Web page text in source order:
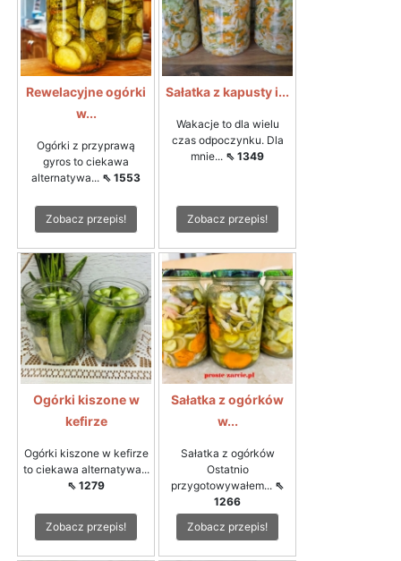
Rewelacyjne ogórki
w...
Ogórki z przyprawą
gyros to ciekawa
alternatywa... ⇖ 1553
Zobacz przepis!
Sałatka z kapusty i...
Wakacje to dla wielu
czas odpoczynku. Dla
mnie... ⇖ 1349
Zobacz przepis!
Ogórki kiszone w
kefirze
Ogórki kiszone w kefirze
to ciekawa alternatywa...
⇖ 1279
Zobacz przepis!
Sałatka z ogórków
w...
Sałatka z ogórków
Ostatnio
przygotowywałem... ⇖
1266
Zobacz przepis!